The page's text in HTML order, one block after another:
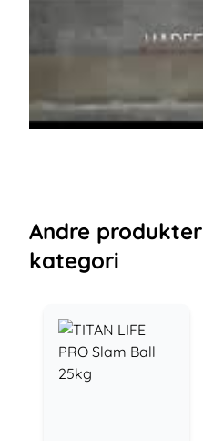
Andre produkter
kategori